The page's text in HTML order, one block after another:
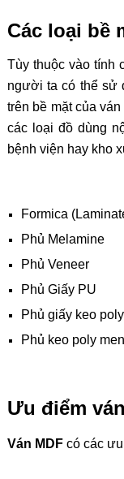
Các loại bề
Tùy thuộc vào tính
người ta có thể sử
trên bề mặt của
các loại đồ dùng
bệnh viện hay kho
Formica
Phủ Melamine
Phủ Veneer
Phủ Giấy PU
Phủ giấy keo poly
Phủ keo poly
Ưu điểm
Ván MDFcó các ưu